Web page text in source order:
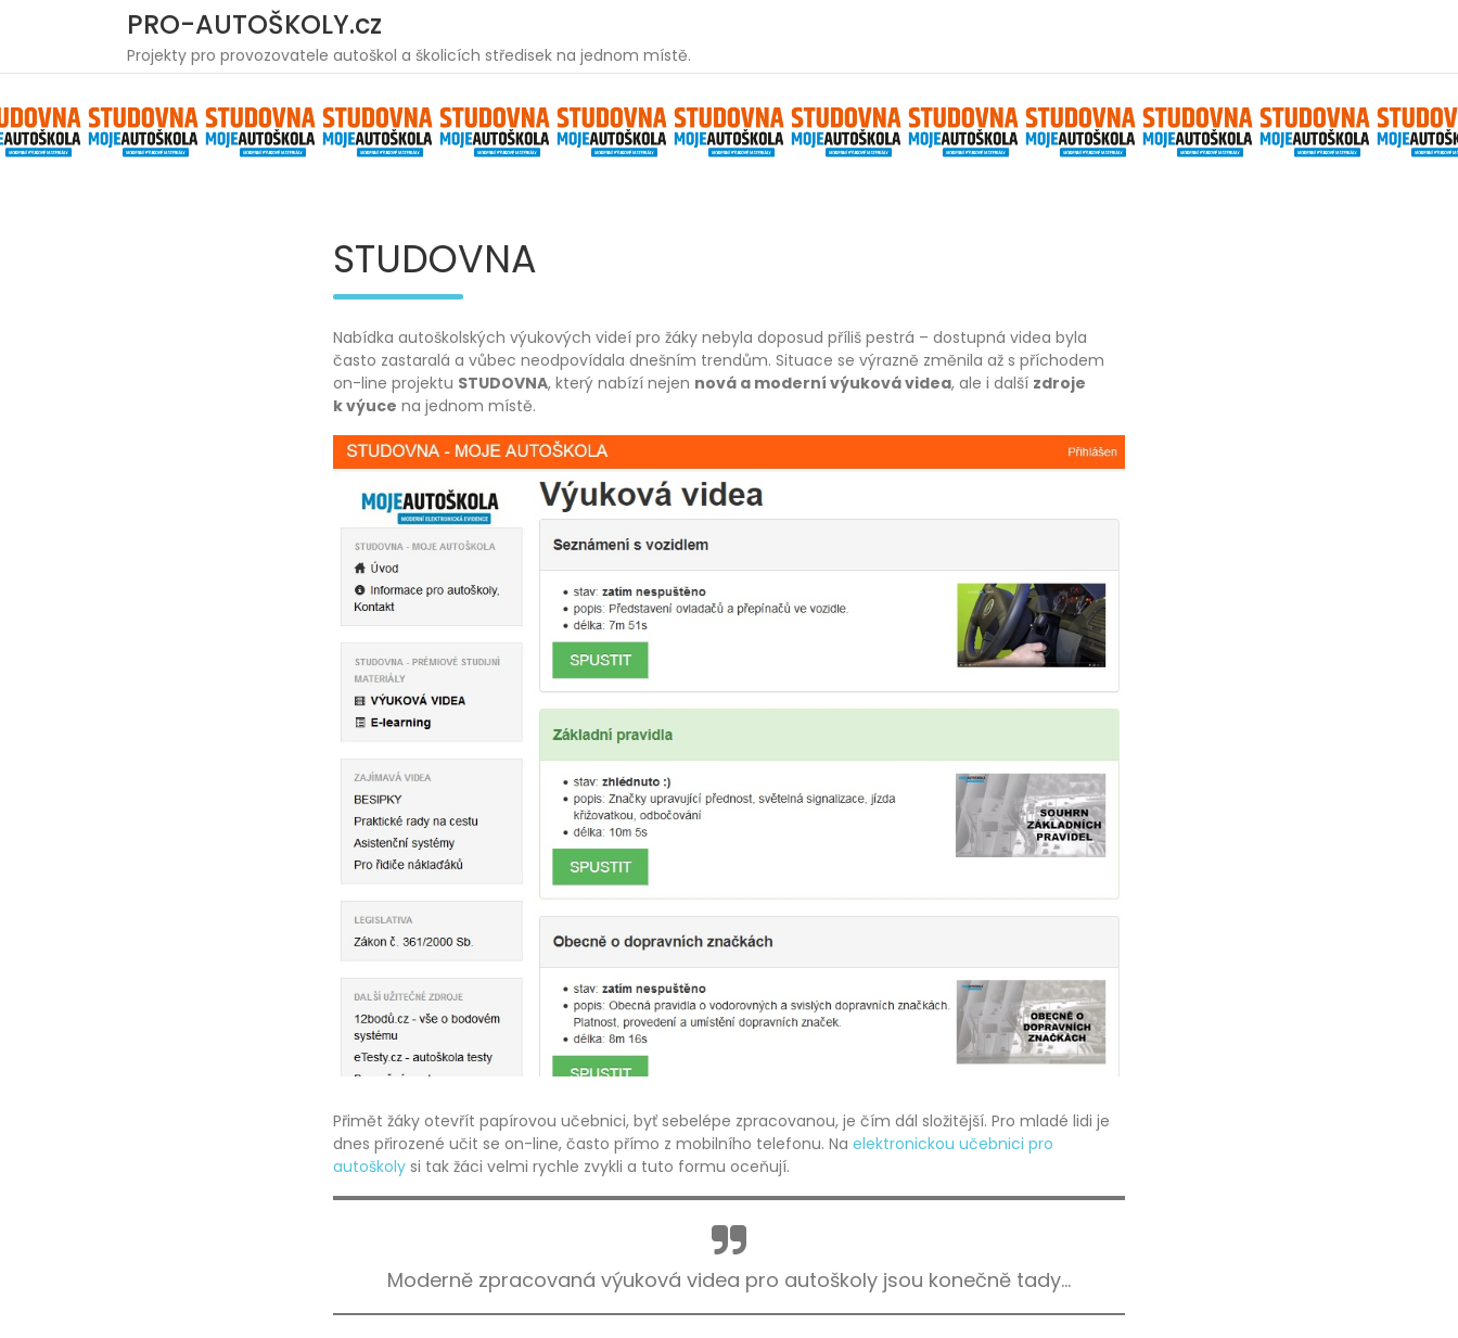
PRO-AUTOŠKOLY.cz
Projekty pro provozovatele autoškol a školicích středisek na jednom místě.
STUDOVNA
Nabídka autoškolských výukových videí pro žáky nebyla doposud příliš pestrá – dostupná videa byla
často zastaralá a vůbec neodpovídala dnešním trendům. Situace se výrazně změnila až s příchodem
on-line projektu STUDOVNA, který nabízí nejen nová a moderní výuková videa, ale i další zdroje
k výuce na jednom místě.
Přimět žáky otevřít papírovou učebnici, byť sebelépe zpracovanou, je čím dál složitější. Pro mladé lidi je
dnes přirozené učit se on-line, často přímo z mobilního telefonu. Na elektronickou učebnici pro
autoškoly si tak žáci velmi rychle zvykli a tuto formu oceňují.
Moderně zpracovaná výuková videa pro autoškoly jsou konečně tady…